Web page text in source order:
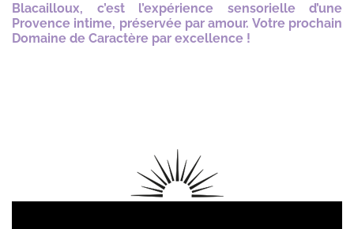
Blacailloux, c’est l’expérience sensorielle d’une
Provence intime, préservée par amour. Votre prochain
Domaine de Caractère par excellence !